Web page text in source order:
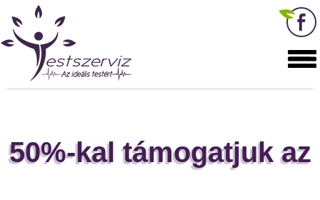
50%-kal támogatjuk az